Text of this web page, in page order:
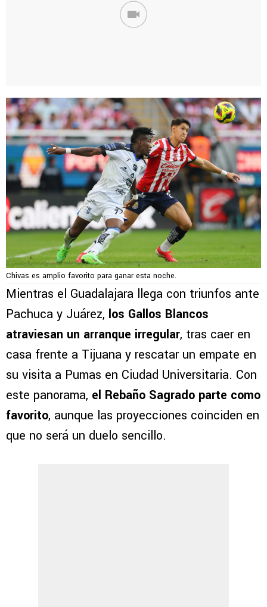
Chivas es amplio favorito para ganar esta noche.
Mientras el Guadalajara llega con triunfos ante
Pachuca y Juárez, los Gallos Blancos
atraviesan un arranque irregular, tras caer en
casa frente a Tijuana y rescatar un empate en
su visita a Pumas en Ciudad Universitaria. Con
este panorama, el Rebaño Sagrado parte como
favorito, aunque las proyecciones coinciden en
que no será un duelo sencillo.